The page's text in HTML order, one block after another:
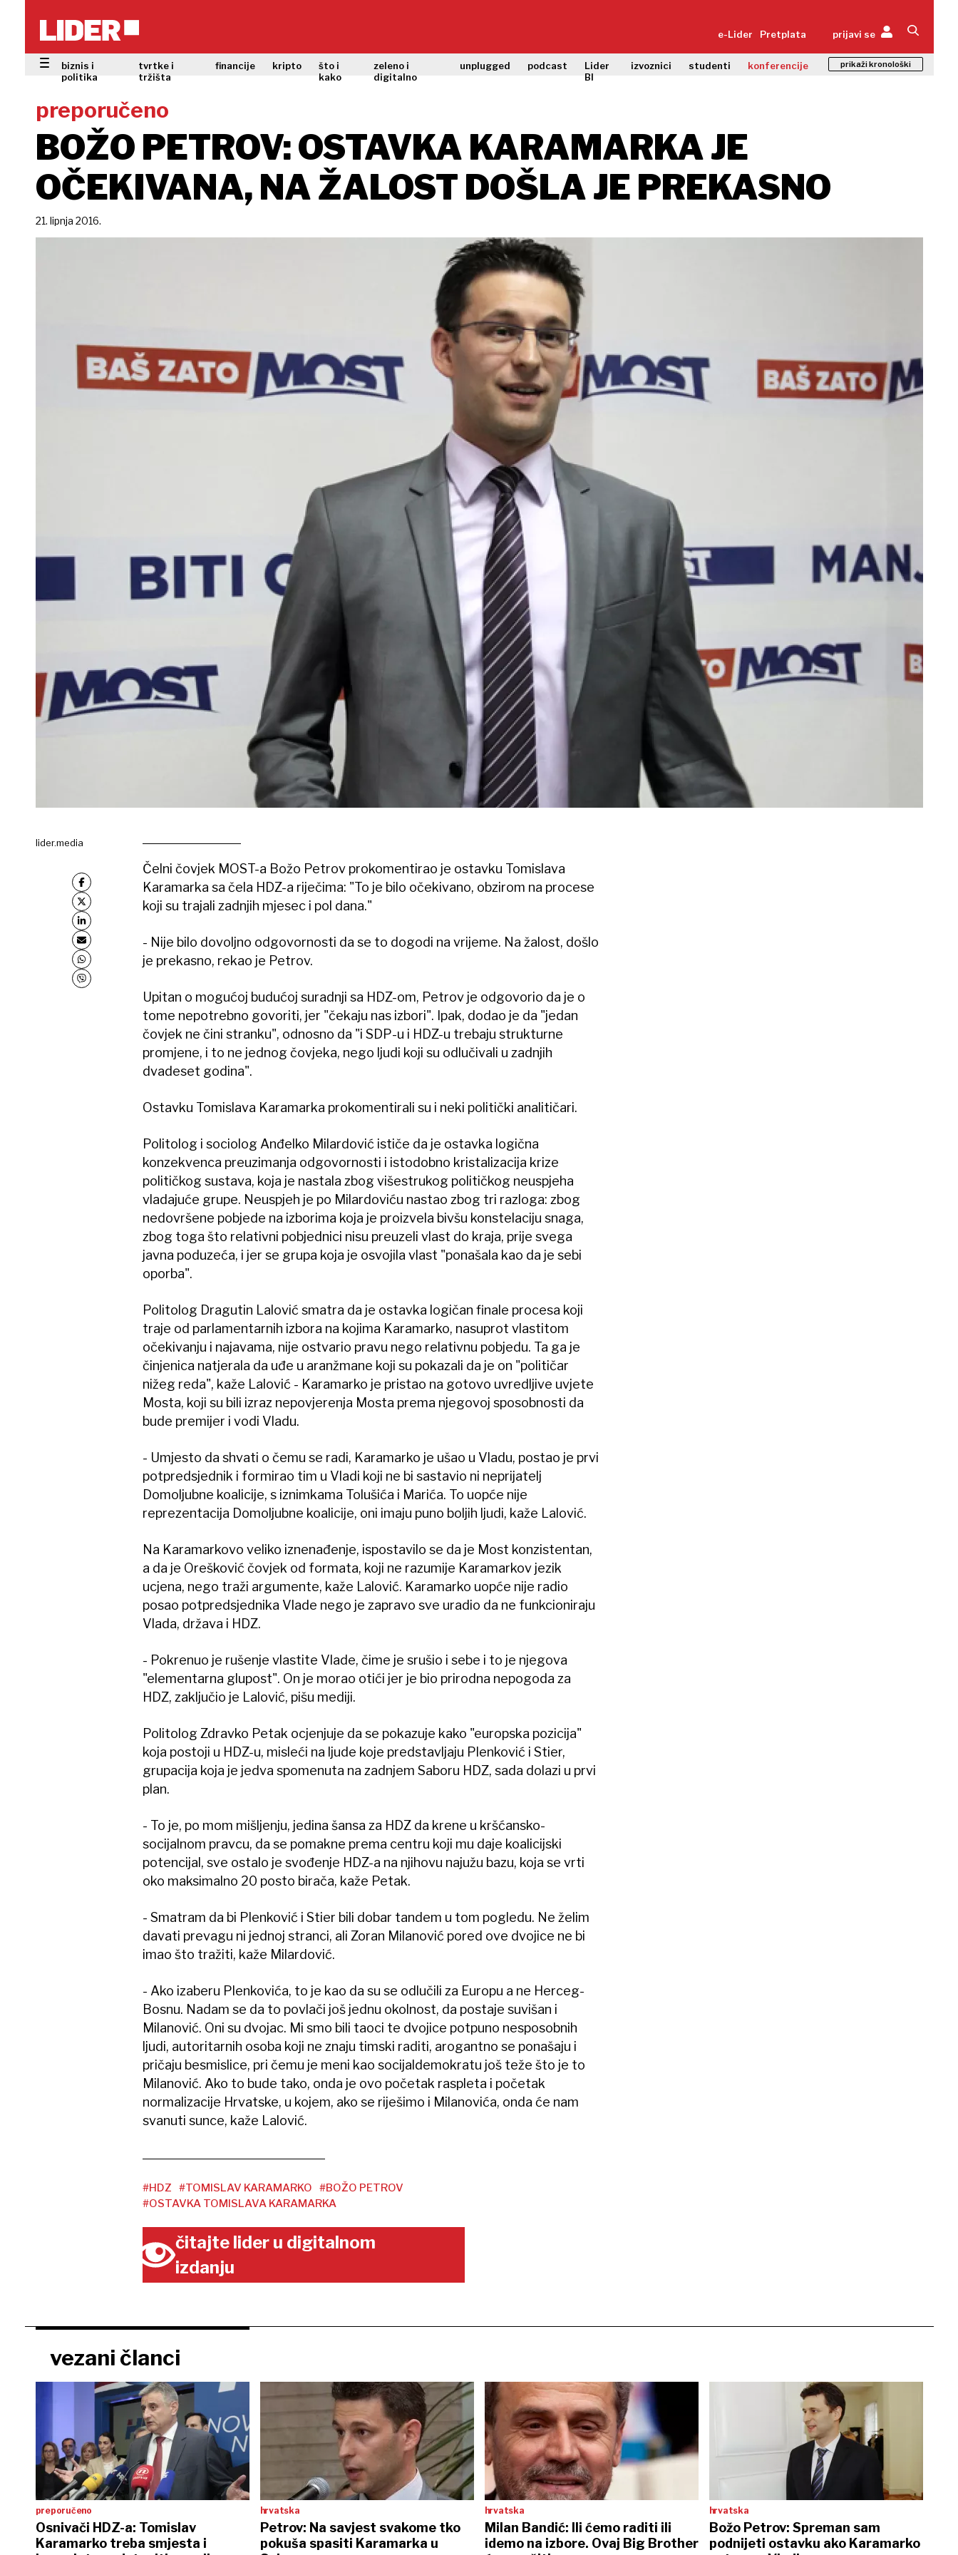
e-Lider Pretplata prijavi se
biznis i
politika
tvrtke i
tržišta
financije kripto
što i
kako
zeleno i
digitalno
unplugged podcast
Lider
BI
izvoznici studenti konferencije prikaži kronološki
preporučeno
BOŽO PETROV: OSTAVKA KARAMARKA JE
OČEKIVANA, NA ŽALOST DOŠLA JE PREKASNO
21. lipnja 2016.
lider.media
Čelni čovjek MOST-a Božo Petrov prokomentirao je ostavku Tomislava
Karamarka sa čela HDZ-a riječima: "To je bilo očekivano, obzirom na procese
koji su trajali zadnjih mjesec i pol dana."
- Nije bilo dovoljno odgovornosti da se to dogodi na vrijeme. Na žalost, došlo
je prekasno, rekao je Petrov.
Upitan o mogućoj budućoj suradnji sa HDZ-om, Petrov je odgovorio da je o
tome nepotrebno govoriti, jer "čekaju nas izbori". Ipak, dodao je da "jedan
čovjek ne čini stranku", odnosno da "i SDP-u i HDZ-u trebaju strukturne
promjene, i to ne jednog čovjeka, nego ljudi koji su odlučivali u zadnjih
dvadeset godina".
Ostavku Tomislava Karamarka prokomentirali su i neki politički analitičari.
Politolog i sociolog Anđelko Milardović ističe da je ostavka logična
konzekvenca preuzimanja odgovornosti i istodobno kristalizacija krize
političkog sustava, koja je nastala zbog višestrukog političkog neuspjeha
vladajuće grupe. Neuspjeh je po Milardoviću nastao zbog tri razloga: zbog
nedovršene pobjede na izborima koja je proizvela bivšu konstelaciju snaga,
zbog toga što relativni pobjednici nisu preuzeli vlast do kraja, prije svega
javna poduzeća, i jer se grupa koja je osvojila vlast "ponašala kao da je sebi
oporba".
Politolog Dragutin Lalović smatra da je ostavka logičan finale procesa koji
traje od parlamentarnih izbora na kojima Karamarko, nasuprot vlastitom
očekivanju i najavama, nije ostvario pravu nego relativnu pobjedu. Ta ga je
činjenica natjerala da uđe u aranžmane koji su pokazali da je on "političar
nižeg reda", kaže Lalović - Karamarko je pristao na gotovo uvredljive uvjete
Mosta, koji su bili izraz nepovjerenja Mosta prema njegovoj sposobnosti da
bude premijer i vodi Vladu.
- Umjesto da shvati o čemu se radi, Karamarko je ušao u Vladu, postao je prvi
potpredsjednik i formirao tim u Vladi koji ne bi sastavio ni neprijatelj
Domoljubne koalicije, s iznimkama Tolušića i Marića. To uopće nije
reprezentacija Domoljubne koalicije, oni imaju puno boljih ljudi, kaže Lalović.
Na Karamarkovo veliko iznenađenje, ispostavilo se da je Most konzistentan,
a da je Orešković čovjek od formata, koji ne razumije Karamarkov jezik
ucjena, nego traži argumente, kaže Lalović. Karamarko uopće nije radio
posao potpredsjednika Vlade nego je zapravo sve uradio da ne funkcioniraju
Vlada, država i HDZ.
- Pokrenuo je rušenje vlastite Vlade, čime je srušio i sebe i to je njegova
"elementarna glupost". On je morao otići jer je bio prirodna nepogoda za
HDZ, zaključio je Lalović, pišu mediji.
Politolog Zdravko Petak ocjenjuje da se pokazuje kako "europska pozicija"
koja postoji u HDZ-u, misleći na ljude koje predstavljaju Plenković i Stier,
grupacija koja je jedva spomenuta na zadnjem Saboru HDZ, sada dolazi u prvi
plan.
- To je, po mom mišljenju, jedina šansa za HDZ da krene u kršćansko-
socijalnom pravcu, da se pomakne prema centru koji mu daje koalicijski
potencijal, sve ostalo je svođenje HDZ-a na njihovu najužu bazu, koja se vrti
oko maksimalno 20 posto birača, kaže Petak.
- Smatram da bi Plenković i Stier bili dobar tandem u tom pogledu. Ne želim
davati prevagu ni jednoj stranci, ali Zoran Milanović pored ove dvojice ne bi
imao što tražiti, kaže Milardović.
- Ako izaberu Plenkovića, to je kao da su se odlučili za Europu a ne Herceg-
Bosnu. Nadam se da to povlači još jednu okolnost, da postaje suvišan i
Milanović. Oni su dvojac. Mi smo bili taoci te dvojice potpuno nesposobnih
ljudi, autoritarnih osoba koji ne znaju timski raditi, arogantno se ponašaju i
pričaju besmislice, pri čemu je meni kao socijaldemokratu još teže što je to
Milanović. Ako to bude tako, onda je ovo početak raspleta i početak
normalizacije Hrvatske, u kojem, ako se riješimo i Milanovića, onda će nam
svanuti sunce, kaže Lalović.
#HDZ #TOMISLAV KARAMARKO
#BOŽO PETROV
#OSTAVKA TOMISLAVA KARAMARKA
čitajte lider u digitalnom
izdanju
vezani članci
preporučeno
Osnivači HDZ-a: Tomislav
Karamarko treba smjesta i
hrvatska
Petrov: Na savjest svakome tko
pokuša spasiti Karamarka u
hrvatska
Milan Bandić: Ili ćemo raditi ili
idemo na izbore. Ovaj Big Brother
hrvatska
Božo Petrov: Spreman sam
podnijeti ostavku ako Karamarko